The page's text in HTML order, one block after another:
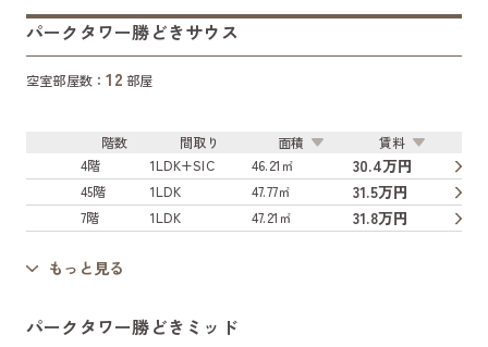
パークタワー勝どきサウス
空室部屋数：12 部屋
階数 間取り 面積
賃料
4階
1LDK+SIC 46.21㎡ 30.4万円
45階 1LDK 47.77㎡ 31.5万円
7階 1LDK 47.21㎡ 31.8万円
もっと見る
パークタワー勝どきミッド